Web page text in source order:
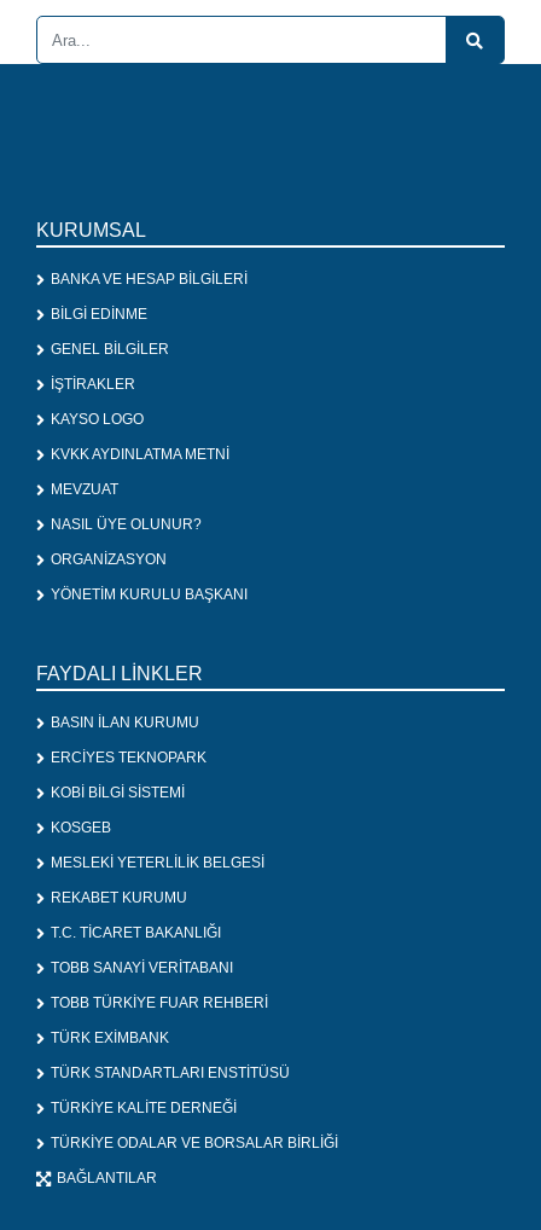
KURUMSAL
BANKA VE HESAP BİLGİLERİ
BİLGİ EDİNME
GENEL BİLGİLER
İŞTİRAKLER
KAYSO LOGO
KVKK AYDINLATMA METNİ
MEVZUAT
NASIL ÜYE OLUNUR?
ORGANİZASYON
YÖNETİM KURULU BAŞKANI
FAYDALI LİNKLER
BASIN İLAN KURUMU
ERCİYES TEKNOPARK
KOBİ BİLGİ SİSTEMİ
KOSGEB
MESLEKİ YETERLİLİK BELGESİ
REKABET KURUMU
T.C. TİCARET BAKANLIĞI
TOBB SANAYİ VERİTABANI
TOBB TÜRKİYE FUAR REHBERİ
TÜRK EXİMBANK
TÜRK STANDARTLARI ENSTİTÜSÜ
TÜRKİYE KALİTE DERNEĞİ
TÜRKİYE ODALAR VE BORSALAR BİRLİĞİ
BAĞLANTILAR